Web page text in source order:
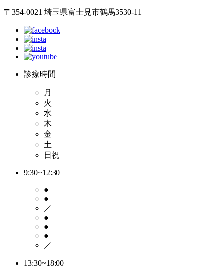
〒354-0021 埼玉県富士見市鶴馬3530-11
診療時間
月
火
水
木
金
土
日祝
9:30~12:30
●
●
／
●
●
●
／
13:30~18:00